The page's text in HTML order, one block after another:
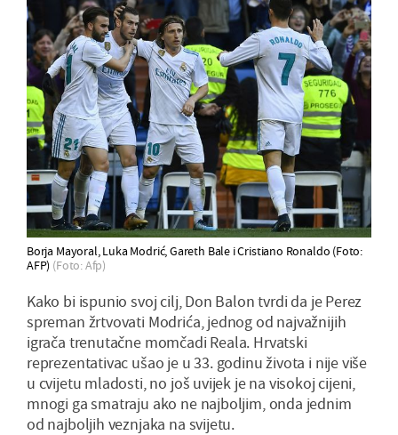
Borja Mayoral, Luka Modrić, Gareth Bale i Cristiano Ronaldo (Foto:
AFP) (Foto: Afp)
Kako bi ispunio svoj cilj, Don Balon tvrdi da je Perez
spreman žrtvovati Modrića, jednog od najvažnijih
igrača trenutačne momčadi Reala. Hrvatski
reprezentativac ušao je u 33. godinu života i nije više
u cvijetu mladosti, no još uvijek je na visokoj cijeni,
mnogi ga smatraju ako ne najboljim, onda jednim
od najboljih veznjaka na svijetu.